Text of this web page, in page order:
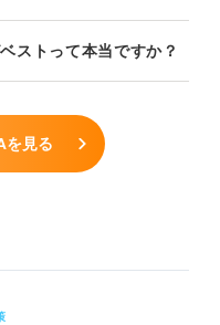
ストって本当ですか？
を見る